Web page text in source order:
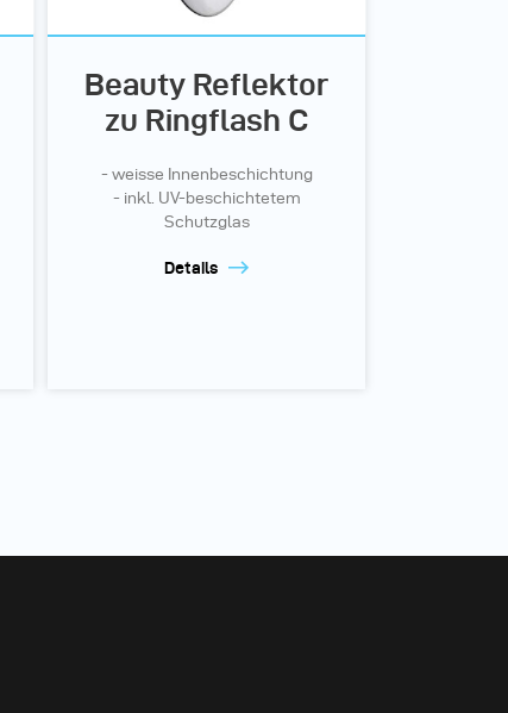
Beauty Reflektor
zu Ringflash C
- weisse Innenbeschichtung
- inkl. UV-beschichtetem
Schutzglas
Details